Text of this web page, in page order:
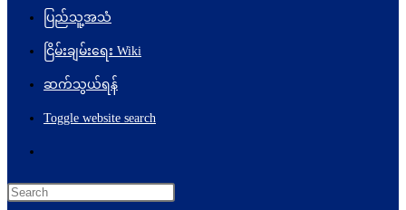
ပြည်သူ့အသံ
ငြိမ်းချမ်းရေး Wiki
ဆက်သွယ်ရန်
Toggle website search